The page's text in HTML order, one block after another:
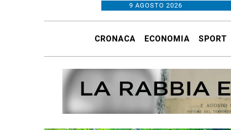
9 AGOSTO 2026
CRONACA ECONOMIA SPORT